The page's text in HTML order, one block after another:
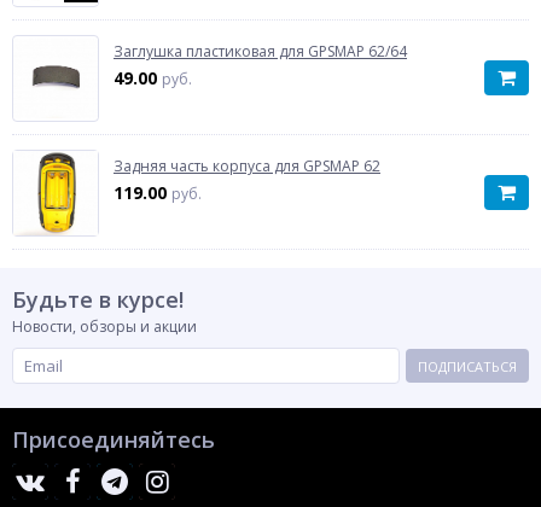
Заглушка пластиковая для GPSMAP 62/64
49.00 руб.
Задняя часть корпуса для GPSMAP 62
119.00 руб.
Будьте в курсе!
Новости, обзоры и акции
ПОДПИСАТЬСЯ
Присоединяйтесь